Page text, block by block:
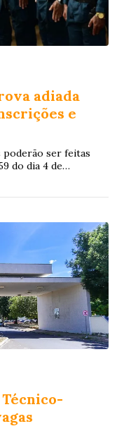
adiada
e
poderão ser feitas
do dia 4 de